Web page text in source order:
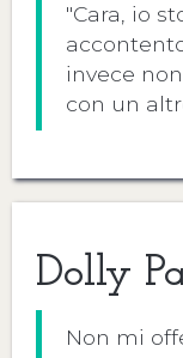
"Cara, io
invece
con un
Dolly
Non mi